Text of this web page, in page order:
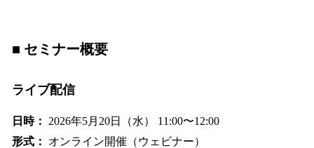
■ セミナー概要
ライブ配信
日時：
2026年5月20日（水） 11:00〜12:00
形式：
オンライン開催（ウェビナー）